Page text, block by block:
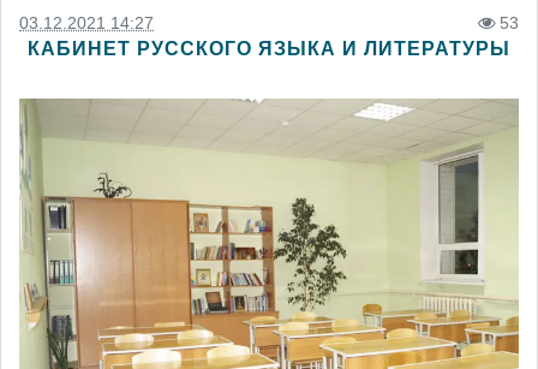
03.12.2021 14:27 53
КАБИНЕТ РУССКОГО ЯЗЫКА И ЛИТЕРАТУРЫ